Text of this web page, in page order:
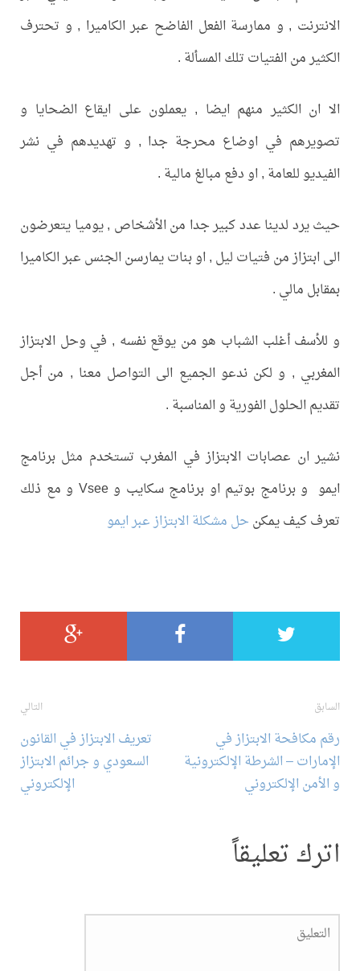
الانترنت , و ممارسة الفعل الفاضح عبر الكاميرا , و تحترف
الكثير من الفتيات تلك المسألة .
الا ان الكثير منهم ايضا , يعملون على ايقاع الضحايا و
تصويرهم في اوضاع محرجة جدا , و تهديدهم في نشر
الفيديو للعامة , او دفع مبالغ مالية .
حيث يرد لدينا عدد كبير جدا من الأشخاص , يوميا يتعرضون
الى ابتزاز من فتيات ليل , او بنات يمارسن الجنس عبر الكاميرا
بمقابل مالي .
و للأسف أغلب الشباب هو من يوقع نفسه , في وحل الابتزاز
المغربي , و لكن ندعو الجميع الى التواصل معنا , من أجل
تقديم الحلول الفورية و المناسبة .
نشير ان عصابات الابتزاز في المغرب تستخدم مثل برنامج
ايمو و برنامج بوتيم او برنامج سكايب و Vsee و مع ذلك
تعرف كيف يمكن حل مشكلة الابتزاز عبر ايمو
تصفح
المقالة
السابق
رقم مكافحة الابتزاز في
الإمارات – الشرطة الإلكترونية
و الأمن الإلكتروني
التالي
تعريف الابتزاز في القانون
السعودي و جرائم الابتزاز
الإلكتروني
اترك تعليقاً